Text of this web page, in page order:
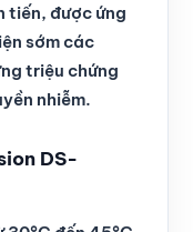
tiến, được ứng
sớm các
triệu chứng
nhiễm.
DS-